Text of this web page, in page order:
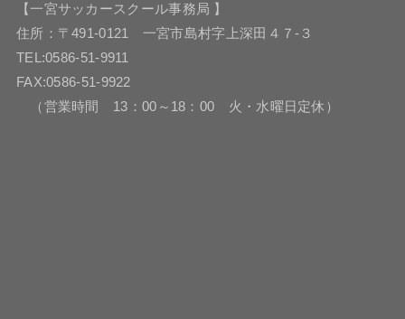
【一宮サッカースクール事務局 】
住所：〒491-0121 一宮市島村字上深田４７-３
TEL:0586-51-9911
FAX:0586-51-9922
（営業時間 13：00～18：00 火・水曜日定休）